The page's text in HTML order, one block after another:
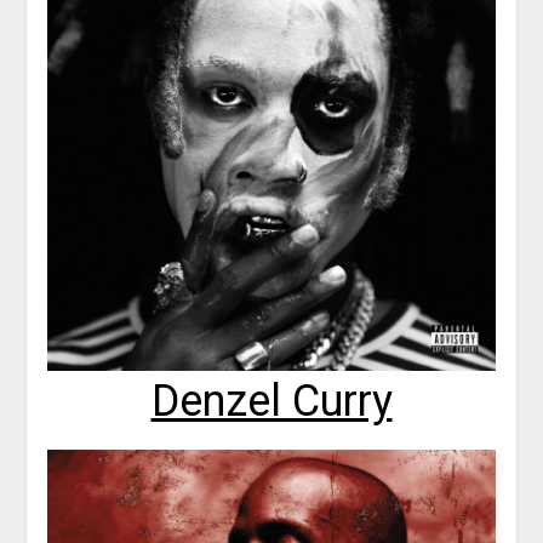
Denzel Curry